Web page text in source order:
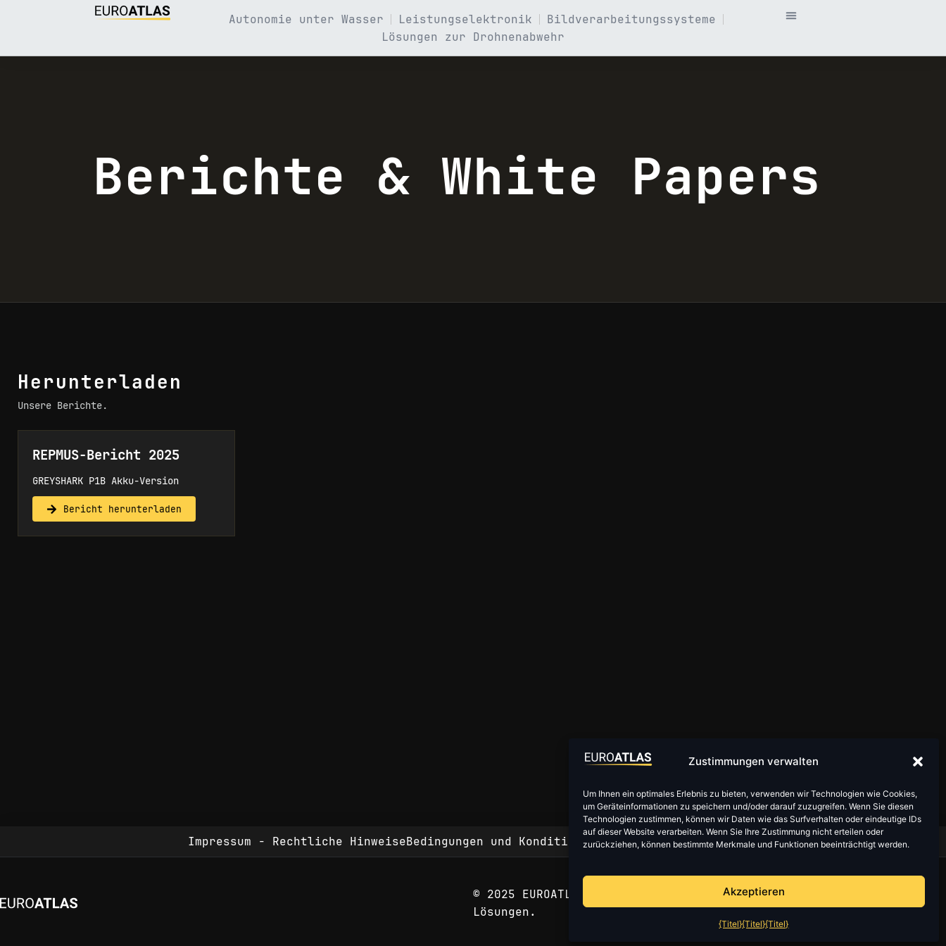
Zustimmungen verwalten
Um Ihnen ein optimales Erlebnis zu bieten, verwenden wir Technologien wie Cookies,
um Geräteinformationen zu speichern und/oder darauf zuzugreifen. Wenn Sie diesen
Technologien zustimmen, können wir Daten wie das Surfverhalten oder eindeutige IDs
auf dieser Website verarbeiten. Wenn Sie Ihre Zustimmung nicht erteilen oder
zurückziehen, können bestimmte Merkmale und Funktionen beeinträchtigt werden.
Akzeptieren
{Titel}{Titel}{Titel}
Autonomie unter Wasser Leistungselektronik
Bildverarbeitungssysteme
Lösungen zur Drohnenabwehr
Berichte & White Papers
Herunterladen
Unsere Berichte.
REPMUS-Bericht 2025
GREYSHARK P1B Akku-Version
Bericht herunterladen
Impressum - Rechtliche HinweiseBedingungen und KonditionenHinweis zum Datenschutz
© 2025 EUROATLAS. Fortgeschrittene Verteidigungstechnologie-
Lösungen.